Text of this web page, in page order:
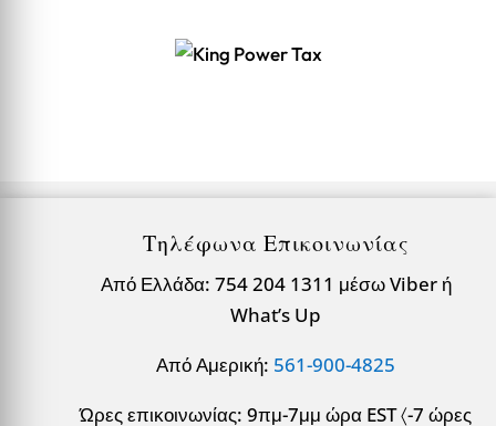
Τηλέφωνα Επικοινωνίας
Από Ελλάδα: 754 204 1311 μέσω Viber ή
What’s Up
Από Αμερική: 561-900-4825
Ώρες επικοινωνίας: 9πμ-7μμ ώρα EST 〈-7 ώρες